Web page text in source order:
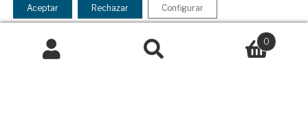
© 2026 - Fundación Análisis de Política
Exterior. Todos los derechos reservadosAviso
Legal
Política de Privacidad y de Cookies
Buscar
0
Aceptar Rechazar Configurar
acepto
la
política
de
política de privacidad